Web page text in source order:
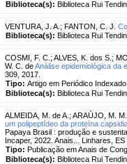
Biblioteca(s): Biblioteca Rui
VENTURA, J. A. ; FANTON, C. J.
Biblioteca(s): Biblioteca Rui
COSMI, F. C. ; ALVES, K. dos S. ;
W. C. deAnálise epidemiológica da
309, 2017.
Tipo: Artigo em Periódico Indexado
Biblioteca(s): Biblioteca Rui
ALMEIDA, M. de A. ; ARAÚJO, M. M.
um polipeptídeo da proteína
Papaya Brasil : produção e
Incaper, 2022. Anais... Linhares,
Tipo: Publicação em Anais de
Biblioteca(s): Biblioteca Rui